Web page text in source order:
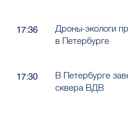
17:36
Дроны-экологи
в Петербурге
17:30
В Петербурге
сквера ВДВ